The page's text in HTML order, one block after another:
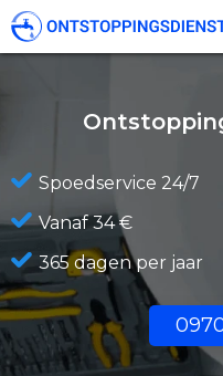
Spoedservice 24/7
Vanaf 34 €
365 dagen per jaar